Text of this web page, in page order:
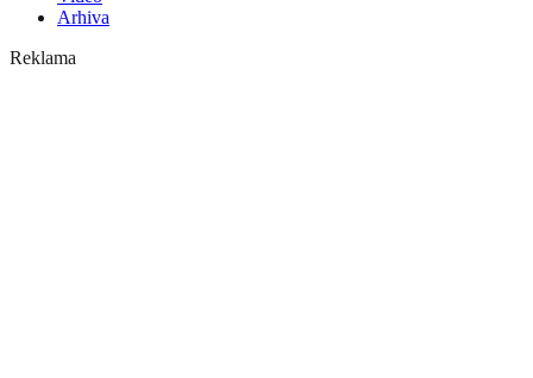
Arhiva
Reklama